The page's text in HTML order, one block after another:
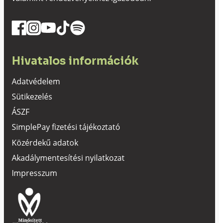
Hivatalos információk
Adatvédelem
Sütikezelés
ÁSZF
SimplePay fizetési tájékoztató
Közérdekű adatok
Akadálymentesítési nyilatkozat
Impresszum